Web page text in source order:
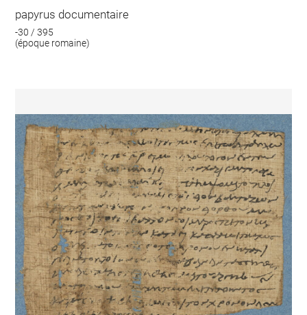
papyrus documentaire
-30 / 395
(époque romaine)